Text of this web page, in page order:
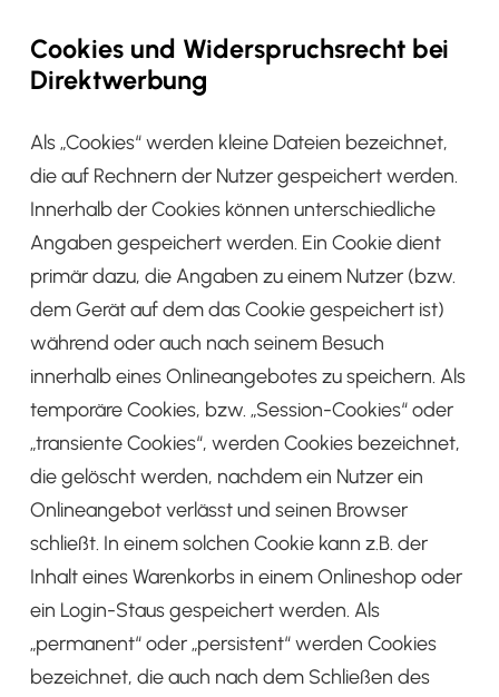
Cookies und Widerspruchsrecht bei
Direktwerbung
Als „Cookies“ werden kleine Dateien bezeichnet,
die auf Rechnern der Nutzer gespeichert werden.
Innerhalb der Cookies können unterschiedliche
Angaben gespeichert werden. Ein Cookie dient
primär dazu, die Angaben zu einem Nutzer (bzw.
dem Gerät auf dem das Cookie gespeichert ist)
während oder auch nach seinem Besuch
innerhalb eines Onlineangebotes zu speichern. Als
temporäre Cookies, bzw. „Session-Cookies“ oder
„transiente Cookies“, werden Cookies bezeichnet,
die gelöscht werden, nachdem ein Nutzer ein
Onlineangebot verlässt und seinen Browser
schließt. In einem solchen Cookie kann z.B. der
Inhalt eines Warenkorbs in einem Onlineshop oder
ein Login-Staus gespeichert werden. Als
„permanent“ oder „persistent“ werden Cookies
bezeichnet, die auch nach dem Schließen des